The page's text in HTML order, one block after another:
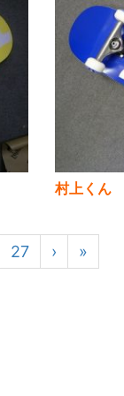
村上くん
27 › »